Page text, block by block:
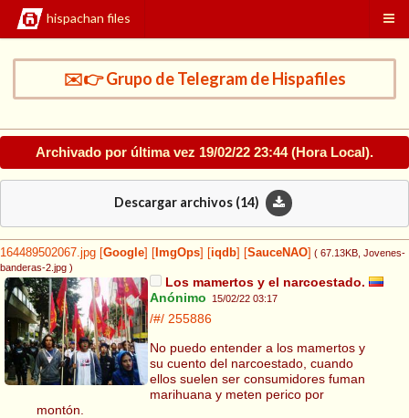
hispachan files
✉️👉 Grupo de Telegram de Hispafiles
Archivado por última vez 19/02/22 23:44(Hora Local).
Descargar archivos (14)
164489502067.jpg Google ImgOps iqdb SauceNAO ( 67.13KB , Jovenes-
banderas-2.jpg )
Los mamertos y el narcoestado.
Anónimo
15/02/22 03:17
/#/ 255886
No puedo entender a los mamertos y
su cuento del narcoestado, cuando
ellos suelen ser consumidores fuman
marihuana y meten perico por
montón.